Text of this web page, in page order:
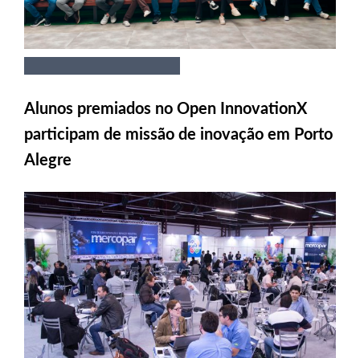
Alunos premiados no Open InnovationX
participam de missão de inovação em Porto
Alegre